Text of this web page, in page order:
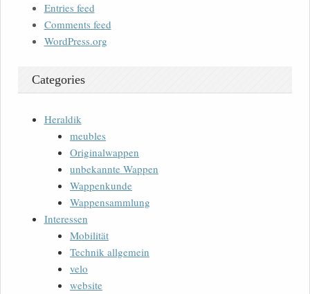
Entries feed
Comments feed
WordPress.org
Categories
Heraldik
meubles
Originalwappen
unbekannte Wappen
Wappenkunde
Wappensammlung
Interessen
Mobilität
Technik allgemein
velo
website